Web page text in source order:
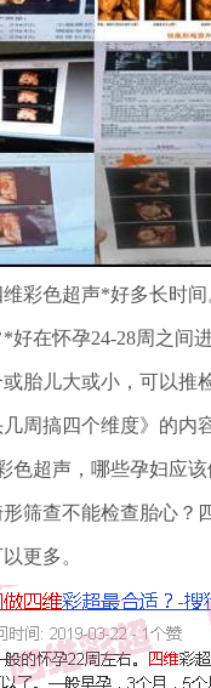
彩色超声*好多长时间
好在怀孕24-28周之间
胎儿大或小，可以推检
周搞四个维度》的内容
色超声，哪些孕妇应
形筛查不能检查胎心？
更多。